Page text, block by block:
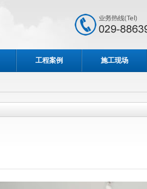
工程案例 施工现场